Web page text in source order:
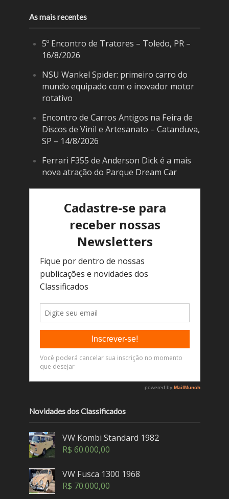
As mais recentes
5º Encontro de Tratores – Toledo, PR –
16/8/2026
NSU Wankel Spider: primeiro carro do
mundo equipado com o inovador motor
rotativo
Encontro de Carros Antigos na Feira de
Discos de Vinil e Artesanato – Catanduva,
SP – 14/8/2026
Ferrari F355 de Anderson Dick é a mais
nova atração do Parque Dream Car
Novidades dos Classificados
VW Kombi Standard 1982
R$ 60.000,00
VW Fusca 1300 1968
R$ 70.000,00